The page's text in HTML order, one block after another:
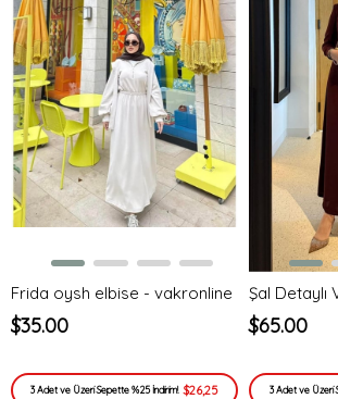
Frida oysh elbise - vakronline
$35.00
3 Adet ve Üzeri Sepette %25 İndirim! $26,25
$65.00
3 Adet ve Üzeri